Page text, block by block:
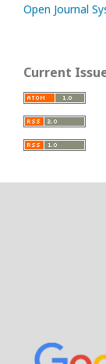
Open Journal
Current